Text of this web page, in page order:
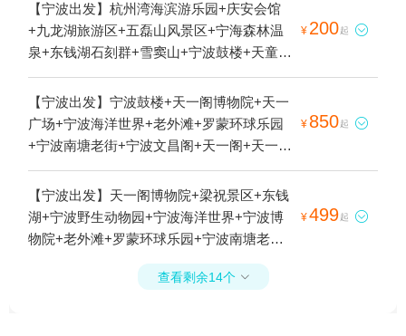
【宁波出发】杭州湾海滨游乐园+庆安会馆
+九龙湖旅游区+五磊山风景区+宁海森林温
泉+东钱湖石刻群+雪窦山+宁波鼓楼+天童禅
寺+招宝山+宁波五龙潭景区+慈城古县城+天
宫庄园+滕头生态旅游区+丹山赤水+梅山岛
+溪口-滕头旅游景区+梁祝景区+宁波总工会
旧址+四明山国家森林公园+普陀山风景区
城+石浦渔港古城+宁波野生动物园+前童古
镇+月湖公园+杭州湾跨海大桥+保国寺古建
筑博物馆+陶公岛风景区+溪口博物馆+东钱
湖福泉山景区+东钱湖小普陀+宁波帮文化旅
游区+不周神山景区+东钱湖陶公岛景区+杭
¥ 200起 
【宁波出发】宁波鼓楼+天一阁博物院+天一
广场+宁波海洋世界+老外滩+罗蒙环球乐园
+宁波南塘老街+宁波文昌阁+天一阁+天一阁-
藏书楼1日游
¥ 850起 
【宁波出发】天一阁博物院+梁祝景区+东钱
湖+宁波野生动物园+宁波海洋世界+宁波博
物院+老外滩+罗蒙环球乐园+宁波南塘老街
+君澜半山汤泉1日游
¥499起 
查看剩余14个 